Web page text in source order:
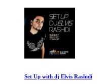
Set Up with dj Elvis Rashidi